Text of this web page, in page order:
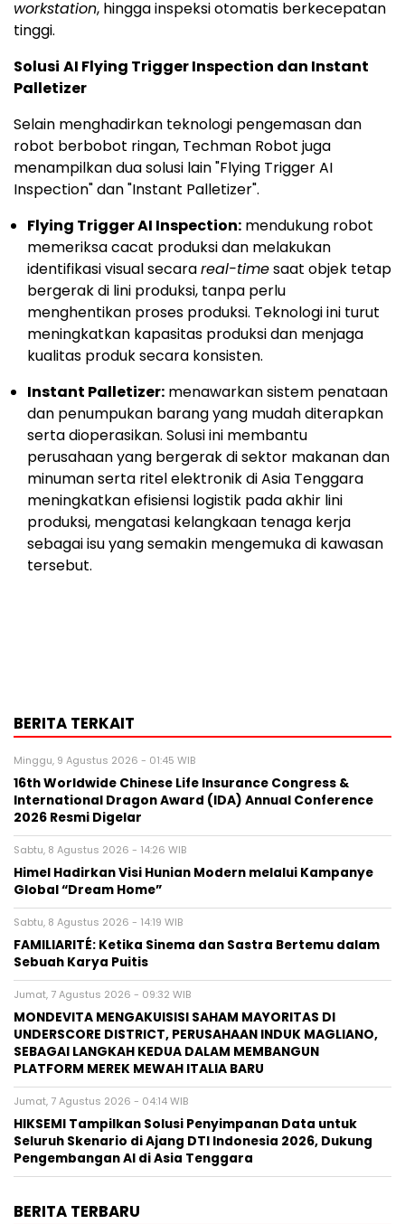
workstation, hingga inspeksi otomatis berkecepatan
tinggi.
Solusi AI Flying Trigger Inspection dan Instant
Palletizer
Selain menghadirkan teknologi pengemasan dan
robot berbobot ringan, Techman Robot juga
menampilkan dua solusi lain "Flying Trigger AI
Inspection" dan "Instant Palletizer".
Flying Trigger AI Inspection: mendukung robot
memeriksa cacat produksi dan melakukan
identifikasi visual secarareal-timesaat objek tetap
bergerak di lini produksi, tanpa perlu
menghentikan proses produksi. Teknologi ini turut
meningkatkan kapasitas produksi dan menjaga
kualitas produk secara konsisten.
Instant Palletizer: menawarkan sistem penataan
dan penumpukan barang yang mudah diterapkan
serta dioperasikan. Solusi ini membantu
perusahaan yang bergerak di sektor makanan dan
minuman serta ritel elektronik di Asia Tenggara
meningkatkan efisiensi logistik pada akhir lini
produksi, mengatasi kelangkaan tenaga kerja
sebagai isu yang semakin mengemuka di kawasan
tersebut.
BERITA TERKAIT
Minggu, 9 Agustus 2026 - 01:45 WIB
16th Worldwide Chinese Life Insurance Congress &
International Dragon Award (IDA) Annual Conference
2026 Resmi Digelar
Sabtu, 8 Agustus 2026 - 14:26 WIB
Himel Hadirkan Visi Hunian Modern melalui Kampanye
Global “Dream Home”
Sabtu, 8 Agustus 2026 - 14:19 WIB
FAMILIARITÉ: Ketika Sinema dan Sastra Bertemu dalam
Sebuah Karya Puitis
Jumat, 7 Agustus 2026 - 09:32 WIB
MONDEVITA MENGAKUISISI SAHAM MAYORITAS DI
UNDERSCORE DISTRICT, PERUSAHAAN INDUK MAGLIANO,
SEBAGAI LANGKAH KEDUA DALAM MEMBANGUN
PLATFORM MEREK MEWAH ITALIA BARU
Jumat, 7 Agustus 2026 - 04:14 WIB
HIKSEMI Tampilkan Solusi Penyimpanan Data untuk
Seluruh Skenario di Ajang DTI Indonesia 2026, Dukung
Pengembangan AI di Asia Tenggara
BERITA TERBARU